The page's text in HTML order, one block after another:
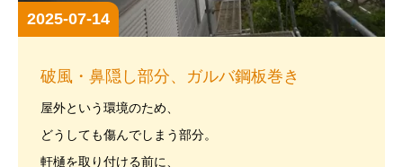
2025-07-14
破風・鼻隠し部分、ガルバ鋼板巻き
屋外という環境のため、
どうしても傷んでしまう部分。
軒樋を取り付ける前に、